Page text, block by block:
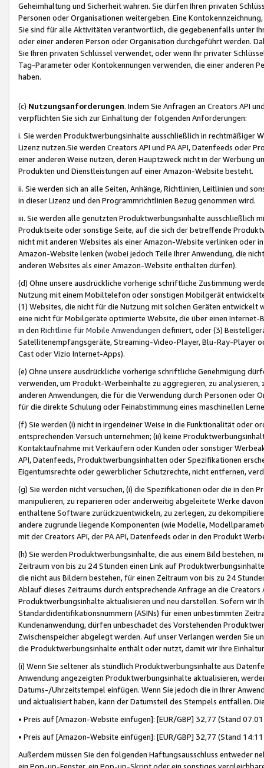
Geheimhaltung und Sicherheit wahren. Sie dürfen Ihren privaten
Personen oder Organisationen weitergeben. Eine
Sie sind für alle Aktivitäten verantwortlich, die gegebenenfalls unter
oder einer anderen Person oder Organisation durchgeführt werden.
Sie Ihren privaten Schlüssel verwendet, oder wenn Ihr privater
Tag-Parameter oder Kontokennungen verwenden, die einer anderen
haben.
(c) Nutzungsanforderungen. Indem Sie Anfragen an Creators API
verpflichten Sie sich zur Einhaltung der folgenden Anforderungen:
i. Sie werden Produktwerbungsinhalte ausschließlich in rechtmäßiger
Lizenz nutzen.Sie werden Creators API und PA API, Datenfeeds oder
einer anderen Weise nutzen, deren Hauptzweck nicht in der Werbung
Produkten und Dienstleistungen auf einer Amazon-Website besteht.
ii. Sie werden sich an alle Seiten, Anhänge, Richtlinien, Leitlinien und
in dieser Lizenz und den Programmrichtlinien Bezug genommen wird.
iii. Sie werden alle genutzten Produktwerbungsinhalte ausschließlich
Produktseite oder sonstige Seite, auf die sich der betreffende
nicht mit anderen Websites als einer Amazon-Website verlinken oder
Amazon-Website lenken (wobei jedoch Teile Ihrer Anwendung, die
anderen Websites als einer Amazon-Website enthalten dürfen).
(d) Ohne unsere ausdrückliche vorherige schriftliche Zustimmung
Nutzung mit einem Mobiltelefon oder sonstigen Mobilgerät
(1) Websites, die nicht für die Nutzung mit solchen Geräten
eine nicht für Mobilgeräte optimierte Website, die über einen
in den Richtlinie für Mobile Anwendungen definiert, oder (3)
Satellitenempfangsgeräte, Streaming-Video-Player, Blu-Ray-Player
Cast oder Vizio Internet-Apps).
(e) Ohne unsere ausdrückliche vorherige schriftliche Genehmigung
verwenden, um Produkt-Werbeinhalte zu aggregieren, zu
anderen Anwendungen, die für die Verwendung durch Personen
für die direkte Schulung oder Feinabstimmung eines maschinellen
(f) Sie werden (i) nicht in irgendeiner Weise in die Funktionalität oder
entsprechenden Versuch unternehmen; (ii) keine
Kontaktaufnahme mit Verkäufern oder Kunden oder sonstiger
API, Datenfeeds, Produktwerbungsinhalten oder Spezifikationen
Eigentumsrechte oder gewerblicher Schutzrechte, nicht entfernen,
(g) Sie werden nicht versuchen, (i) die Spezifikationen oder die in
manipulieren, zu reparieren oder anderweitig abgeleitete Werke
enthaltene Software zurückzuentwickeln, zu zerlegen, zu
andere zugrunde liegende Komponenten (wie Modelle,
mit der Creators API, der PA API, Datenfeeds oder in den Produkt
(h) Sie werden Produktwerbungsinhalte, die aus einem Bild bestehen,
Zeitraum von bis zu 24 Stunden einen Link auf
die nicht aus Bildern bestehen, für einen Zeitraum von bis zu 24
Ablauf dieses Zeitraums durch entsprechende Anfrage an die
Produktwerbungsinhalte aktualisieren und neu darstellen. Sofern wir
Standardidentifikationsnummern (ASINs) für einen unbestimmten
Kundenanwendung, dürfen unbeschadet des Vorstehenden
Zwischenspeicher abgelegt werden. Auf unser Verlangen werden Sie
die Produktwerbungsinhalte enthält oder nutzt, damit wir Ihre
(i) Wenn Sie seltener als stündlich Produktwerbungsinhalte aus
Anwendung angezeigten Produktwerbungsinhalte aktualisieren,
Datums-/Uhrzeitstempel einfügen. Wenn Sie jedoch die in Ihrer
und aktualisiert haben, kann der Datumsteil des Stempels entfallen.
• Preis auf [Amazon-Website einfügen]: [EUR/GBP] 32,77 (Stand
• Preis auf [Amazon-Website einfügen]: [EUR/GBP] 32,77 (Stand
Außerdem müssen Sie den folgenden Haftungsausschluss entweder
ein Pop-up-Fenster, ein Pop-up-Skript oder ein sonstiges